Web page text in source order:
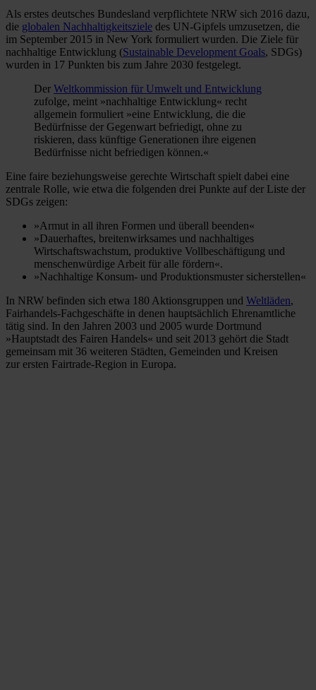
Als erstes deutsches Bundesland verpflichtete NRW sich 2016 dazu,
die globalen Nachhaltigkeitsziele des UN-Gipfels umzusetzen, die
im September 2015 in New York formuliert wurden. Die Ziele für
nachhaltige Entwicklung (Sustainable Development Goals, SDGs)
wurden in 17 Punkten bis zum Jahre 2030 festgelegt.
Der Weltkommission für Umwelt und Entwicklung
zufolge, meint »nachhaltige Entwicklung« recht
allgemein formuliert »eine Entwicklung, die die
Bedürfnisse der Gegenwart befriedigt, ohne zu
riskieren, dass künftige Generationen ihre eigenen
Bedürfnisse nicht befriedigen können.«
Eine faire beziehungsweise gerechte Wirtschaft spielt dabei eine
zentrale Rolle, wie etwa die folgenden drei Punkte auf der Liste der
SDGs zeigen:
»Armut in all ihren Formen und überall beenden«
»Dauerhaftes, breitenwirksames und nachhaltiges
Wirtschaftswachstum, produktive Vollbeschäftigung und
menschenwürdige Arbeit für alle fördern«.
»Nachhaltige Konsum- und Produktionsmuster sicherstellen«
In NRW befinden sich etwa 180 Aktionsgruppen und Weltläden,
Fairhandels-Fachgeschäfte in denen hauptsächlich Ehrenamtliche
tätig sind. In den Jahren 2003 und 2005 wurde Dortmund
»Hauptstadt des Fairen Handels« und seit 2013 gehört die Stadt
gemeinsam mit 36 weiteren Städten, Gemeinden und Kreisen
zur ersten Fairtrade-Region in Europa.